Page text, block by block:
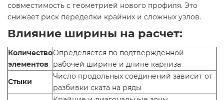
совместимость с геометрией нового профиля. Это
снижает риск переделки крайних и сложных узлов.
Влияние ширины на расчет:
Количество
элементов
Определяется по подтвержденной
рабочей ширине и длине карниза
Стыки
Число продольных соединений зависит от
разбивки ската на ряды